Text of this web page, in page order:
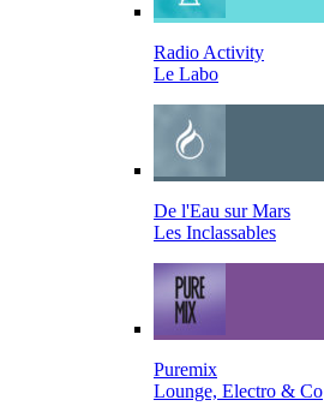
Radio Activity
Le Labo
De l'Eau sur Mars
Les Inclassables
Puremix
Lounge, Electro & Co